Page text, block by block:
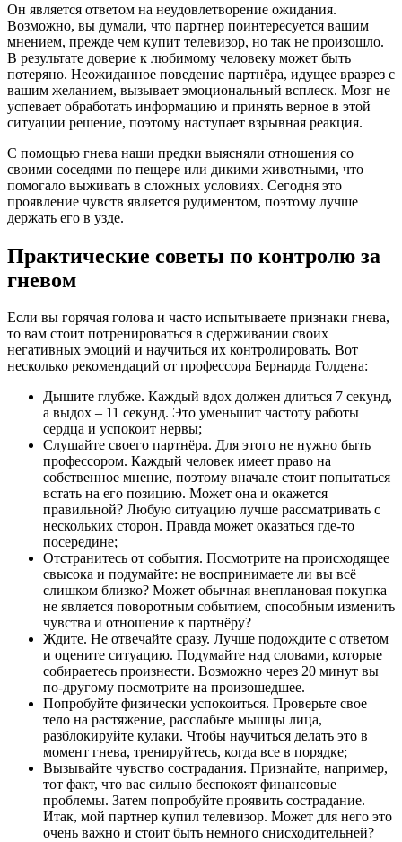
Он является ответом на неудовлетворение ожидания.
Возможно, вы думали, что партнер поинтересуется вашим
мнением, прежде чем купит телевизор, но так не произошло.
В результате доверие к любимому человеку может быть
потеряно. Неожиданное поведение партнёра, идущее вразрез с
вашим желанием, вызывает эмоциональный всплеск. Мозг не
успевает обработать информацию и принять верное в этой
ситуации решение, поэтому наступает взрывная реакция.
С помощью гнева наши предки выясняли отношения со
своими соседями по пещере или дикими животными, что
помогало выживать в сложных условиях. Сегодня это
проявление чувств является рудиментом, поэтому лучше
держать его в узде.
Практические советы по контролю за
гневом
Если вы горячая голова и часто испытываете признаки гнева,
то вам стоит потренироваться в сдерживании своих
негативных эмоций и научиться их контролировать. Вот
несколько рекомендаций от профессора Бернарда Голдена:
Дышите глубже. Каждый вдох должен длиться 7 секунд,
а выдох – 11 секунд. Это уменьшит частоту работы
сердца и успокоит нервы;
Слушайте своего партнёра. Для этого не нужно быть
профессором. Каждый человек имеет право на
собственное мнение, поэтому вначале стоит попытаться
встать на его позицию. Может она и окажется
правильной? Любую ситуацию лучше рассматривать с
нескольких сторон. Правда может оказаться где-то
посередине;
Отстранитесь от события. Посмотрите на происходящее
свысока и подумайте: не воспринимаете ли вы всё
слишком близко? Может обычная внеплановая покупка
не является поворотным событием, способным изменить
чувства и отношение к партнёру?
Ждите. Не отвечайте сразу. Лучше подождите с ответом
и оцените ситуацию. Подумайте над словами, которые
собираетесь произнести. Возможно через 20 минут вы
по-другому посмотрите на произошедшее.
Попробуйте физически успокоиться. Проверьте свое
тело на растяжение, расслабьте мышцы лица,
разблокируйте кулаки. Чтобы научиться делать это в
момент гнева, тренируйтесь, когда все в порядке;
Вызывайте чувство сострадания. Признайте, например,
тот факт, что вас сильно беспокоят финансовые
проблемы. Затем попробуйте проявить сострадание.
Итак, мой партнер купил телевизор. Может для него это
очень важно и стоит быть немного снисходительней?